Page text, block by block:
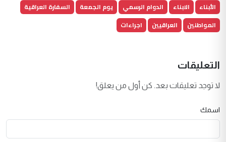
الأبناء الابناء الدوام الرسمي يوم الجمعة
السفارة العراقية
المواطنين
العراقيين اجراءات
التعليقات
لا توجد تعليقات بعد. كن أول من يعلق!
اسمك